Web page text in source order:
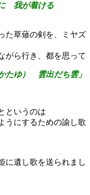
我が着ける
た草薙の剣を、ミヤズ
がら行き、都を思って
たゆ） 雲出だち雲」
というのは
うにするための諭し歌
に遺し歌を送られまし